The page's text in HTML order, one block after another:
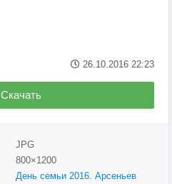
26.10.2016 22:23
Скачать
JPG
800×1200
День семьи 2016. Арсеньев